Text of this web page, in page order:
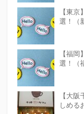
【東
選！（
【福
選！（
【大
しめる